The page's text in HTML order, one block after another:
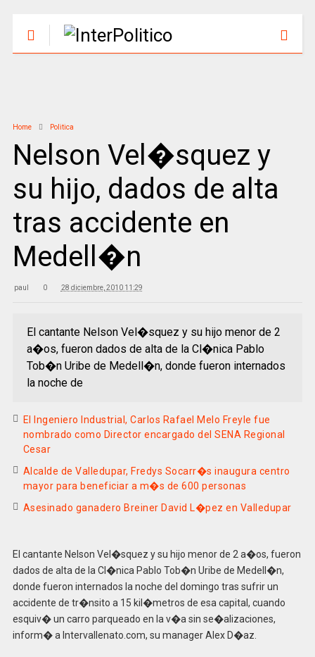
Home Politica
Nelson Vel�squez y
su hijo, dados de alta
tras accidente en
Medell�n
paul 0 28 diciembre, 2010 11:29
El cantante Nelson Vel�squez y su hijo menor de 2
a�os, fueron dados de alta de la Cl�nica Pablo
Tob�n Uribe de Medell�n, donde fueron internados
la noche de
El Ingeniero Industrial, Carlos Rafael Melo Freyle fue
nombrado como Director encargado del SENA Regional
Cesar
Alcalde de Valledupar, Fredys Socarr�s inaugura centro
mayor para beneficiar a m�s de 600 personas
Asesinado ganadero Breiner David L�pez en Valledupar
El cantante Nelson Vel�squez y su hijo menor de 2 a�os, fueron
dados de alta de la Cl�nica Pablo Tob�n Uribe de Medell�n,
donde fueron internados la noche del domingo tras sufrir un
accidente de tr�nsito a 15 kil�metros de esa capital, cuando
esquiv� un carro parqueado en la v�a sin se�alizaciones,
inform� a Intervallenato.com, su manager Alex D�az.